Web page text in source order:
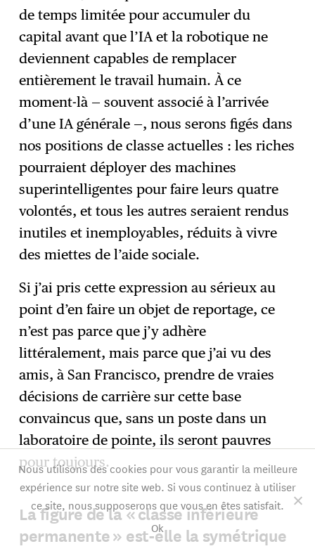
de temps limitée pour accumuler du
capital avant que l’IA et la robotique ne
deviennent capables de remplacer
entièrement le travail humain. À ce
moment-là — souvent associé à l’arrivée
d’une IA générale —, nous serons figés dans
nos positions de classe actuelles : les riches
pourraient déployer des machines
superintelligentes pour faire leurs quatre
volontés, et tous les autres seraient rendus
inutiles et inemployables, réduits à vivre
des miettes de l’aide sociale.
Si j’ai pris cette expression au sérieux au
point d’en faire un objet de reportage, ce
n’est pas parce que j’y adhère
littéralement, mais parce que j’ai vu des
amis, à San Francisco, prendre de vraies
décisions de carrière sur cette base
convaincus que, sans un poste dans un
laboratoire de pointe, ils seront pauvres
pour toujours.
La figure de la « classe inférieure
permanente » est-elle la symétrique
Nous utilisons des cookies pour vous garantir la meilleure
expérience sur notre site web. Si vous continuez à utiliser
ce site, nous supposerons que vous en êtes satisfait.
Ok